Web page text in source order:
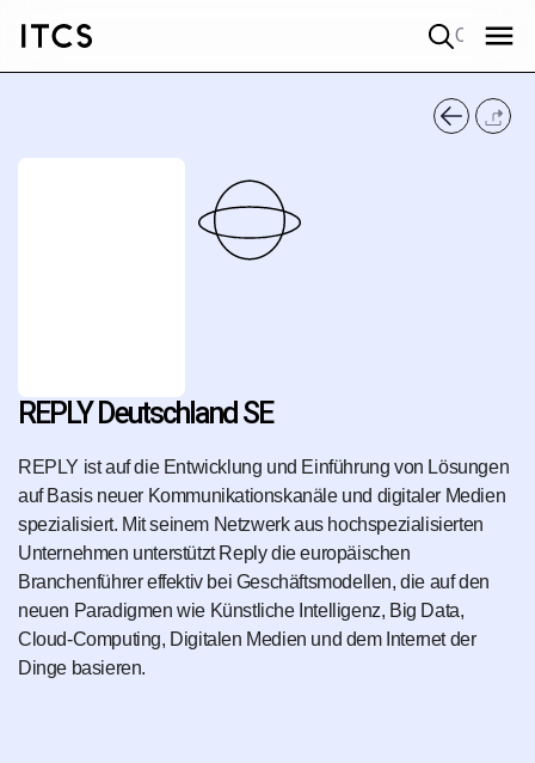
REPLY Deutschland SE
REPLY ist auf die Entwicklung und Einführung von Lösungen
auf Basis neuer Kommunikationskanäle und digitaler Medien
spezialisiert. Mit seinem Netzwerk aus hochspezialisierten
Unternehmen unterstützt Reply die europäischen
Branchenführer effektiv bei Geschäftsmodellen, die auf den
neuen Paradigmen wie Künstliche Intelligenz, Big Data,
Cloud-Computing, Digitalen Medien und dem Internet der
Dinge basieren.